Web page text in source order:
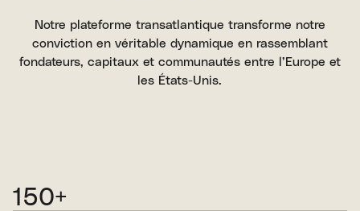
Notre plateforme transatlantique transforme notre
conviction en véritable dynamique en rassemblant
fondateurs, capitaux et communautés entre l’Europe et
les États-Unis.
150+